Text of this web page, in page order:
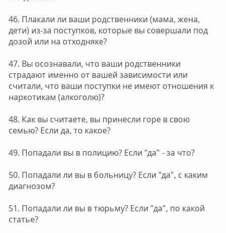
46. Плакали ли ваши родственники (мама, жена,
дети) из-за поступков, которые вы совершали под
дозой или на отходняке?
47. Вы осознавали, что ваши родственники
страдают именно от вашей зависимости или
считали, что ваши поступки не имеют отношения к
наркотикам (алкоголю)?
48. Как вы считаете, вы принесли горе в свою
семью? Если да, то какое?
49. Попадали вы в полицию? Если "да" - за что?
50. Попадали ли вы в больницу? Если "да", с каким
диагнозом?
51. Попадали ли вы в тюрьму? Если "да", по какой
статье?